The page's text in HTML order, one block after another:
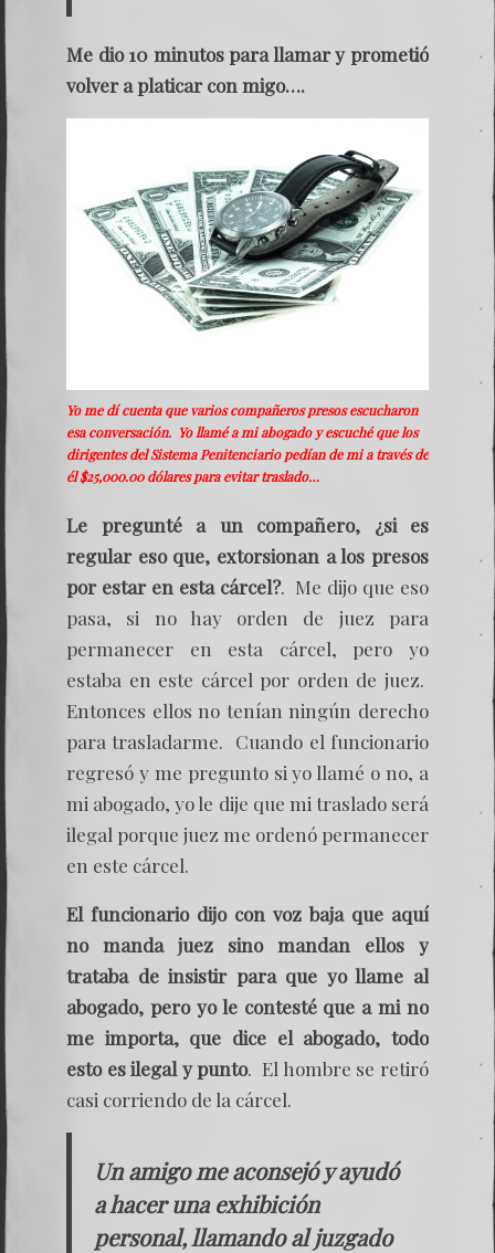
Me dio 10 minutos para llamar y prometió
volver a platicar con migo….
Yo me dí cuenta que varios compañeros presos escucharon
esa conversación. Yo llamé a mi abogado y escuché que los
dirigentes del Sistema Penitenciario pedían de mi a través de
él $25,000.00 dólares para evitar traslado…
Le pregunté a un compañero, ¿si es
regular eso que, extorsionan a los presos
por estar en esta cárcel?. Me dijo que eso
pasa, si no hay orden de juez para
permanecer en esta cárcel, pero yo
estaba en este cárcel por orden de juez.
Entonces ellos no tenían ningún derecho
para trasladarme. Cuando el funcionario
regresó y me pregunto si yo llamé o no, a
mi abogado, yo le dije que mi traslado será
ilegal porque juez me ordenó permanecer
en este cárcel.
El funcionario dijo con voz baja que aquí
no manda juez sino mandan ellos y
trataba de insistir para que yo llame al
abogado, pero yo le contesté que a mi no
me importa, que dice el abogado, todo
esto es ilegal y punto. El hombre se retiró
casi corriendo de la cárcel.
Un amigo me aconsejó y ayudó
a hacer una exhibición
personal, llamando al juzgado